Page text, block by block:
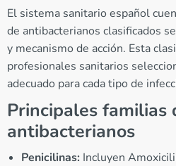
El sistema sanitario español
de antibacterianos clasificados
y mecanismo de acción. Esta
profesionales sanitarios
adecuado para cada tipo de
Principales familias
antibacterianos
Penicilinas: Incluyen